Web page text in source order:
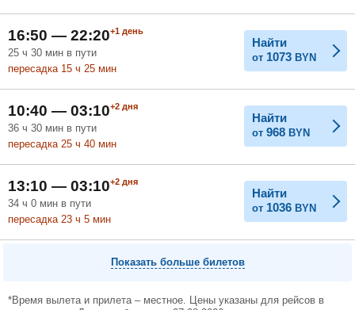
16:50 — 22:20+1 день
25 ч 30 мин в пути
пересадка 15 ч 25 мин
Найти
от 1073 BYN
10:40 — 03:10+2 дня
36 ч 30 мин в пути
пересадка 25 ч 40 мин
Найти
от 968 BYN
13:10 — 03:10+2 дня
34 ч 0 мин в пути
пересадка 23 ч 5 мин
Найти
от 1036 BYN
Показать больше билетов
*Время вылета и прилета – местное. Цены указаны для рейсов в